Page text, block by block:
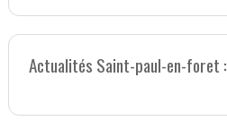
Actualités Saint-paul-en-foret :